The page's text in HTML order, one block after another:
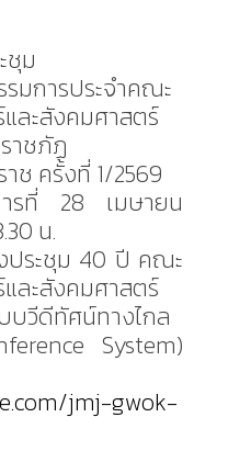
ชุม
มการประจำคณะ
ละสังคมศาสตร์
าชภัฏ
ช ครั้งที่ 1/2569
ารที่ 28 เมษายน
น.
ระชุม 40 ปี คณะ
ละสังคมศาสตร์
บวีดีทัศน์ทางไกล
System)
jmj-gwok-